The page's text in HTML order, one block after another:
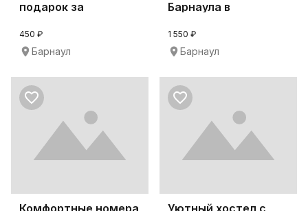
подарок за
хостела в де
450 ₽
Барнаул
Барнаула в
1 550 ₽
Барнаул
Комфортные номера
Уютный хостел с